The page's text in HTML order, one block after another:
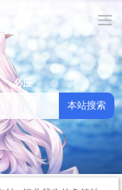
必应
本站搜索